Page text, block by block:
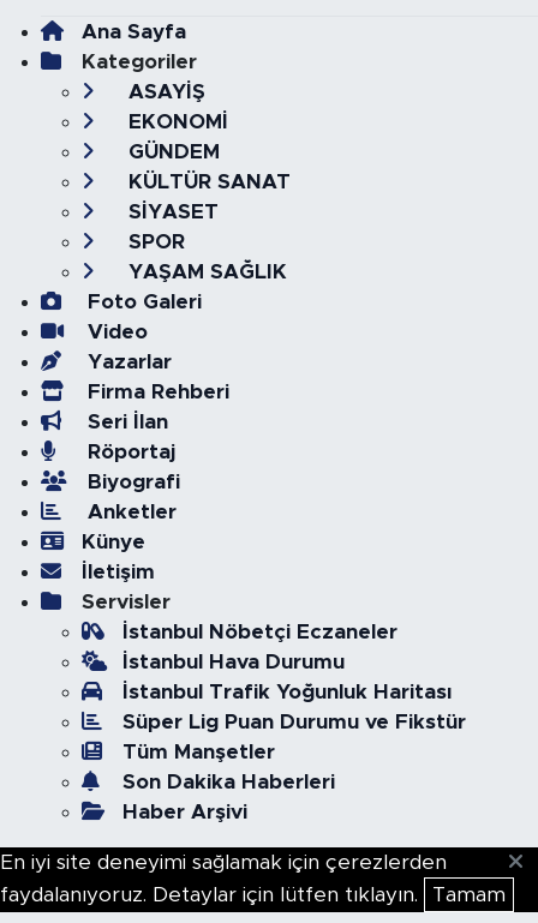
Ana Sayfa
Kategoriler
ASAYİŞ
EKONOMİ
GÜNDEM
KÜLTÜR SANAT
SİYASET
SPOR
YAŞAM SAĞLIK
Foto Galeri
Video
Yazarlar
Firma Rehberi
Seri İlan
Röportaj
Biyografi
Anketler
Künye
İletişim
Servisler
İstanbul Nöbetçi Eczaneler
İstanbul Hava Durumu
İstanbul Trafik Yoğunluk Haritası
Süper Lig Puan Durumu ve Fikstür
Tüm Manşetler
Son Dakika Haberleri
Haber Arşivi
En iyi site deneyimi sağlamak için çerezlerden
faydalanıyoruz. Detaylar için lütfen tıklayın.
Tamam